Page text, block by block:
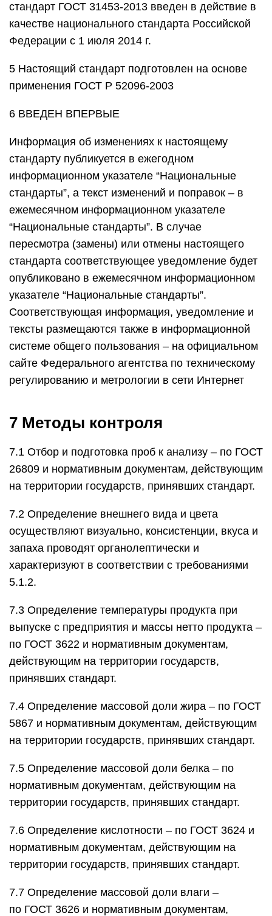
стандарт ГОСТ 31453-2013 введен в действие в
качестве национального стандарта Российской
Федерации с 1 июля 2014 г.
5 Настоящий стандарт подготовлен на основе
применения ГОСТ Р 52096-2003
6 ВВЕДЕН ВПЕРВЫЕ
Информация об изменениях к настоящему
стандарту публикуется в ежегодном
информационном указателе “Национальные
стандарты”, а текст изменений и поправок – в
ежемесячном информационном указателе
“Национальные стандарты”. В случае
пересмотра (замены) или отмены настоящего
стандарта соответствующее уведомление будет
опубликовано в ежемесячном информационном
указателе “Национальные стандарты”.
Соответствующая информация, уведомление и
тексты размещаются также в информационной
системе общего пользования – на официальном
сайте Федерального агентства по техническому
регулированию и метрологии в сети Интернет
7 Методы контроля
7.1 Отбор и подготовка проб к анализу – по ГОСТ
26809 и нормативным документам, действующим
на территории государств, принявших стандарт.
7.2 Определение внешнего вида и цвета
осуществляют визуально, консистенции, вкуса и
запаха проводят органолептически и
характеризуют в соответствии с требованиями
5.1.2.
7.3 Определение температуры продукта при
выпуске с предприятия и массы нетто продукта –
по ГОСТ 3622 и нормативным документам,
действующим на территории государств,
принявших стандарт.
7.4 Определение массовой доли жира – по ГОСТ
5867 и нормативным документам, действующим
на территории государств, принявших стандарт.
7.5 Определение массовой доли белка – по
нормативным документам, действующим на
территории государств, принявших стандарт.
7.6 Определение кислотности – по ГОСТ 3624 и
нормативным документам, действующим на
территории государств, принявших стандарт.
7.7 Определение массовой доли влаги –
по ГОСТ 3626 и нормативным документам,